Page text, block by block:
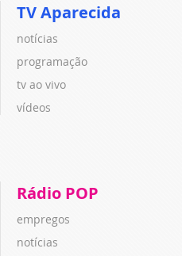
TV Aparecida
notícias
programação
tv ao vivo
vídeos
Rádio POP
empregos
notícias